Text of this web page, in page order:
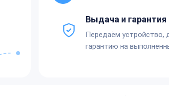
Выдача и гарантия
Передаём устройство,
гарантию на